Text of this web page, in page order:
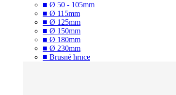
■ Ø 50 - 105mm
■ Ø 115mm
■ Ø 125mm
■ Ø 150mm
■ Ø 180mm
■ Ø 230mm
■ Brusné hrnce